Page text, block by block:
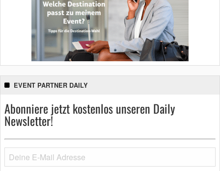
EVENT PARTNER DAILY
Abonniere jetzt kostenlos unseren Daily
Newsletter!